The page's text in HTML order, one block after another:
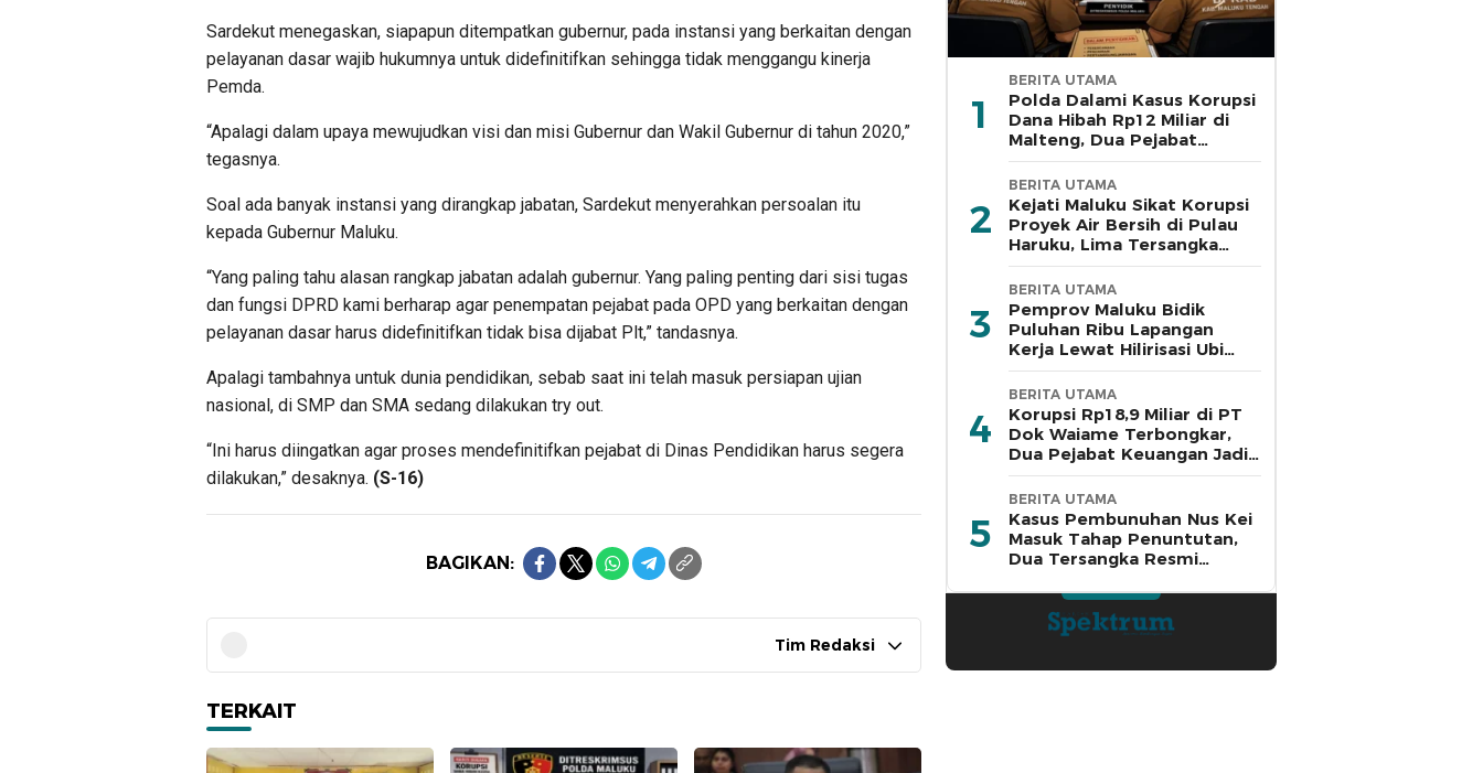
Sardekut menegaskan, siapapun ditempatkan gubernur, pada instansi yang berkaitan dengan
pelayanan dasar wajib hukumnya untuk didefinitifkan sehingga tidak menggangu kinerja
Pemda.
“Apalagi dalam upaya mewujudkan visi dan misi Gubernur dan Wakil Gubernur di tahun 2020,”
tegasnya.
Soal ada banyak instansi yang dirangkap jabatan, Sardekut menyerahkan persoalan itu
kepada Gubernur Maluku.
“Yang paling tahu alasan rangkap jabatan adalah gubernur. Yang paling penting dari sisi tugas
dan fungsi DPRD kami berharap agar penempatan pejabat pada OPD yang berkaitan dengan
pelayanan dasar harus didefinitifkan tidak bisa dijabat Plt,” tandasnya.
Apalagi tambahnya untuk dunia pendidikan, sebab saat ini telah masuk persiapan ujian
nasional, di SMP dan SMA sedang dilakukan try out.
“Ini harus diingatkan agar proses mendefinitifkan pejabat di Dinas Pendidikan harus segera
dilakukan,” desaknya. (S-16)
BAGIKAN:
Tim Redaksi
TERKAIT
1
BERITA UTAMA
Polda Dalami Kasus Korupsi
Dana Hibah Rp12 Miliar di
Malteng, Dua Pejabat
Pemkab Diperiksa
2
BERITA UTAMA
Kejati Maluku Sikat Korupsi
Proyek Air Bersih di Pulau
Haruku, Lima Tersangka
Ditahan
3
BERITA UTAMA
Pemprov Maluku Bidik
Puluhan Ribu Lapangan
Kerja Lewat Hilirisasi Ubi
Kayu di Bursel
4
BERITA UTAMA
Korupsi Rp18,9 Miliar di PT
Dok Waiame Terbongkar,
Dua Pejabat Keuangan Jadi
Tersangka
5
BERITA UTAMA
Kasus Pembunuhan Nus Kei
Masuk Tahap Penuntutan,
Dua Tersangka Resmi